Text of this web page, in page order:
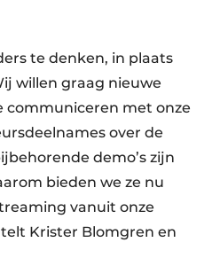
te denken, in plaats
willen graag nieuwe
communiceren met onze
over de
demo’s zijn
bieden we ze nu
vanuit onze
Krister Blomgren en